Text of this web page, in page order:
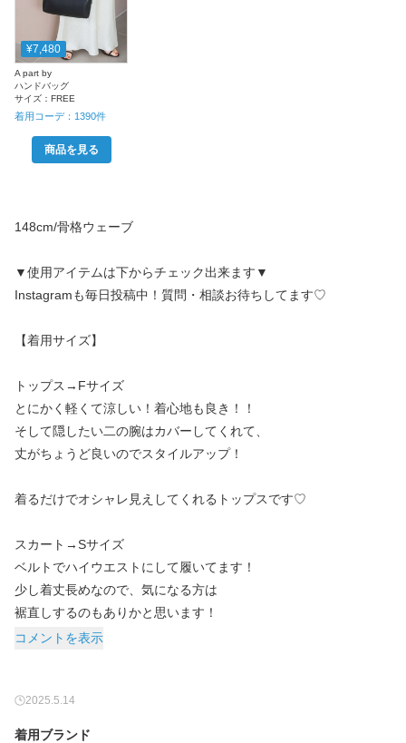
¥7,480
A part by
ハンドバッグ
サイズ： FREE
着用コーデ： 1390件
商品を見る
148cm/骨格ウェーブ
▼使用アイテムは下からチェック出来ます▼
Instagramも毎日投稿中！質問・相談お待ちしてます♡
【着用サイズ】
トップス→Fサイズ
とにかく軽くて涼しい！着心地も良き！！
そして隠したい二の腕はカバーしてくれて、
丈がちょうど良いのでスタイルアップ！
着るだけでオシャレ見えしてくれるトップスです♡
スカート→Sサイズ
ベルトでハイウエストにして履いてます！
少し着丈長めなので、気になる方は
裾直しするのもありかと思います！
コメントを表示
2025.5.14
着用ブランド